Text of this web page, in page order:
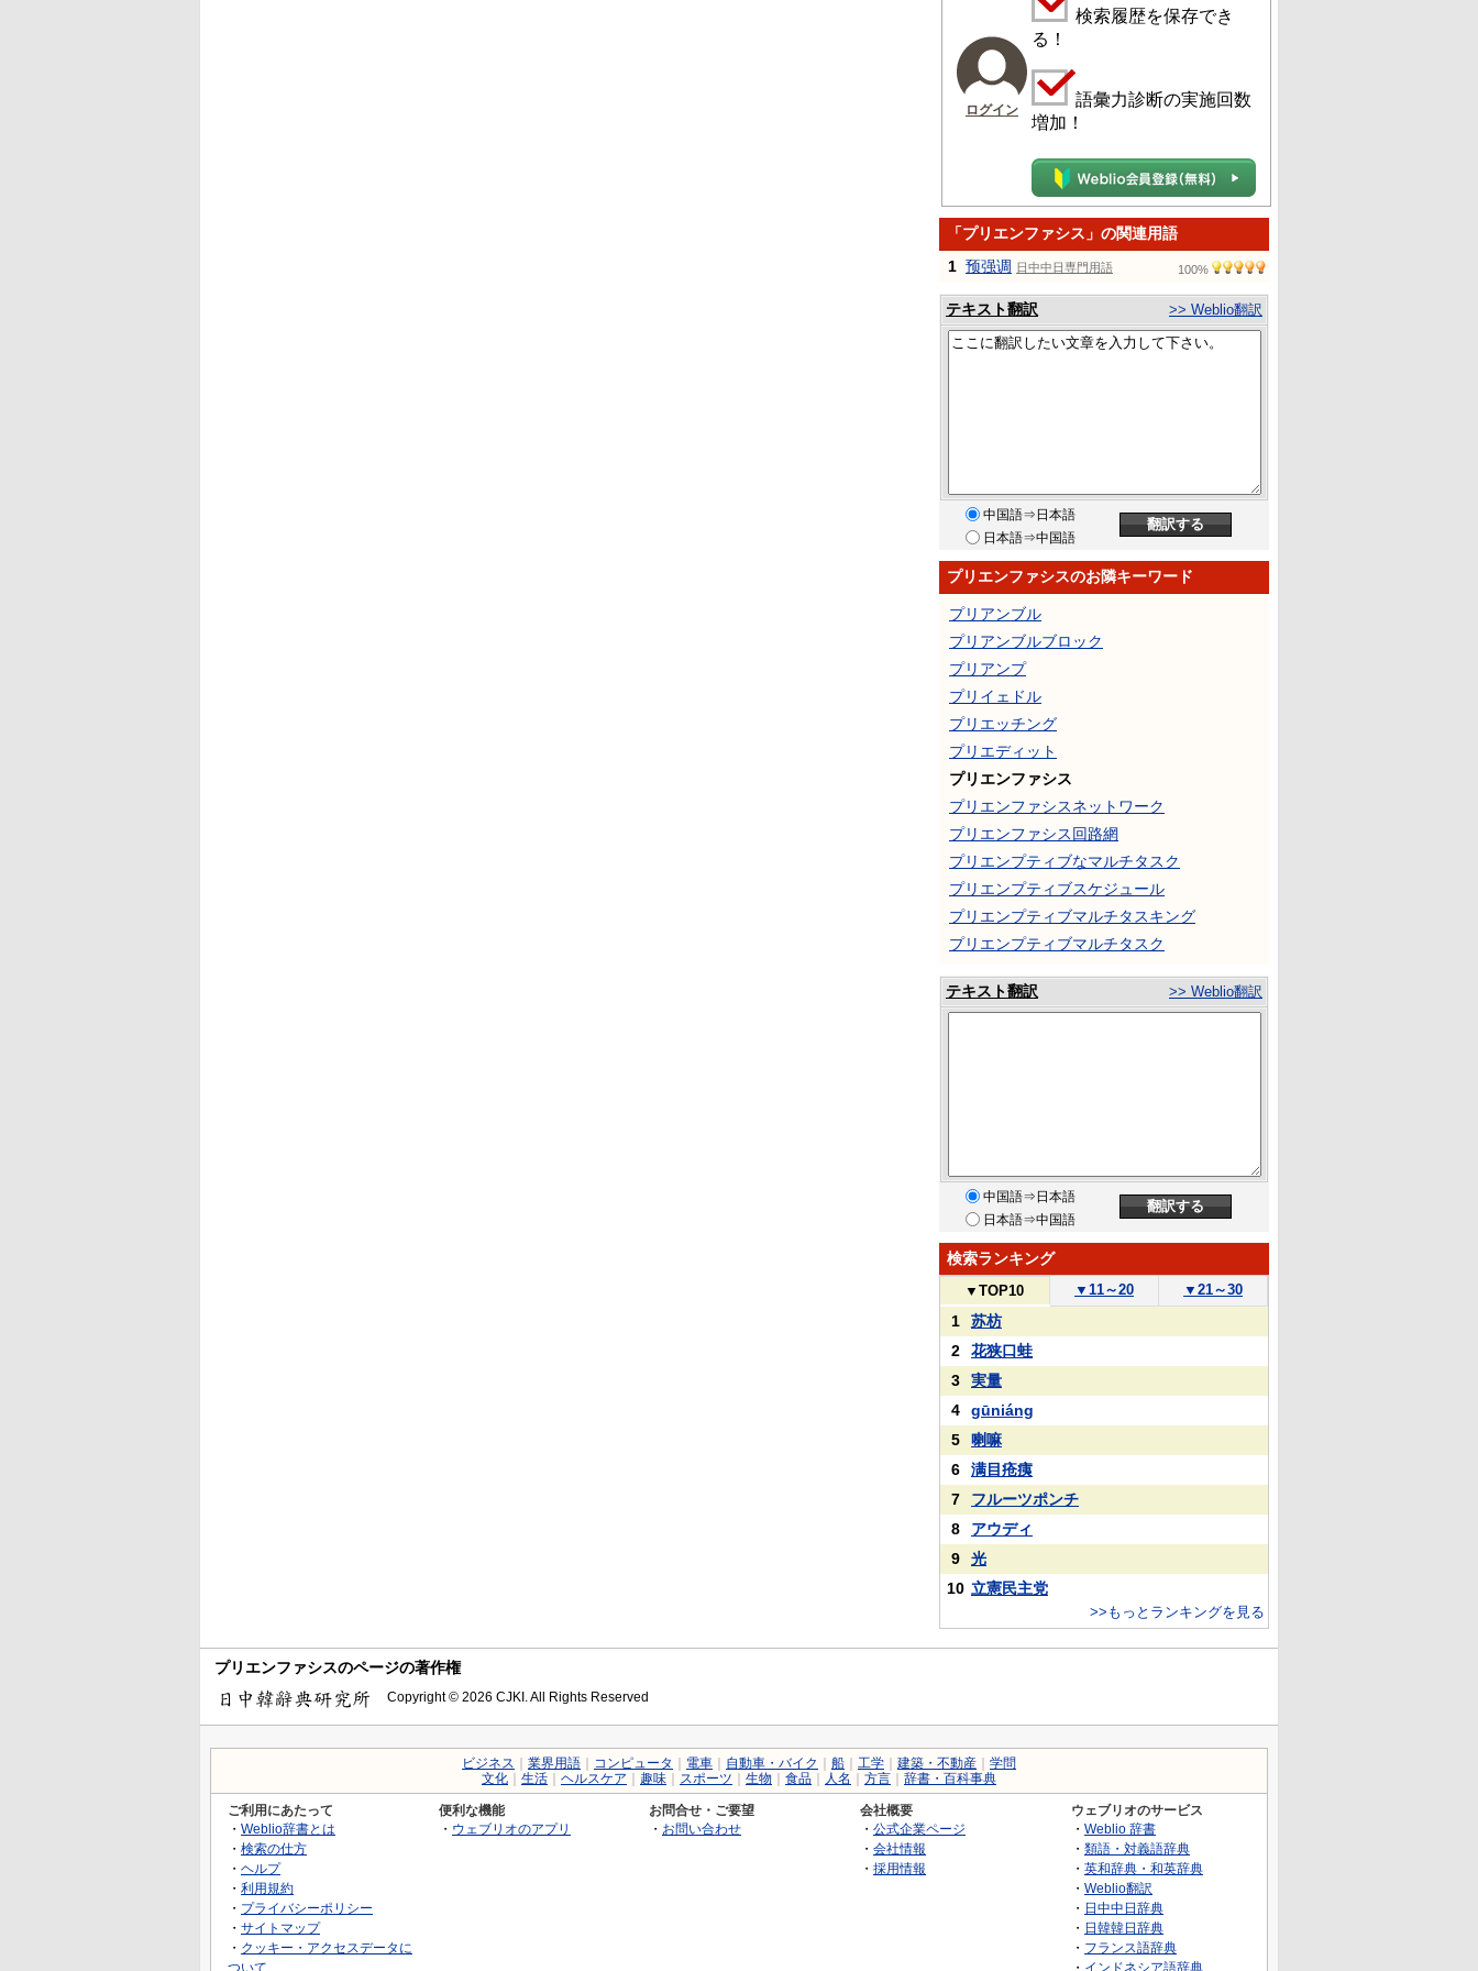
ログイン
検索履歴を保存でき
る！
語彙力診断の実施回数
増加！
「プリエンファシス」の関連用語
1 预强调 日中中日専門用語 100%
テキスト翻訳 >> Weblio翻訳
中国語⇒日本語
日本語⇒中国語
プリエンファシスのお隣キーワード
プリアンブル
プリアンブルブロック
プリアンプ
プリイェドル
プリエッチング
プリエディット
プリエンファシス
プリエンファシスネットワーク
プリエンファシス回路網
プリエンプティブなマルチタスク
プリエンプティブスケジュール
プリエンプティブマルチタスキング
プリエンプティブマルチタスク
テキスト翻訳 >> Weblio翻訳
中国語⇒日本語
日本語⇒中国語
検索ランキング
▼ TOP10 ▼ 11～20 ▼ 21～30
1
苏枋
2
花狭口蛙
3
実量
4
gūniáng
5
喇嘛
6
满目疮痍
7
フルーツポンチ
8
アウディ
9
光
10 立憲民主党
>>もっとランキングを見る
プリエンファシスのページの著作権
Copyright © 2026 CJKI. All Rights Reserved
ビジネス 業界用語 コンピュータ 電車 自動車・バイク 船 工学 建築・不動産
学問
文化
生活 ヘルスケア 趣味 スポーツ 生物 食品 人名 方言 辞書・百科事典
ご利用にあたって
・ Weblio辞書とは
・ 検索の仕方
・ ヘルプ
・ 利用規約
・ プライバシーポリシー
・ サイトマップ
・ クッキー・アクセスデータに
ついて
便利な機能
・ ウェブリオのアプリ
お問合せ・ご要望
・ お問い合わせ
会社概要
・ 公式企業ページ
・ 会社情報
・ 採用情報
ウェブリオのサービス
・ Weblio 辞書
・ 類語・対義語辞典
・ 英和辞典・和英辞典
・ Weblio翻訳
・ 日中中日辞典
・ 日韓韓日辞典
・ フランス語辞典
・ インドネシア語辞典